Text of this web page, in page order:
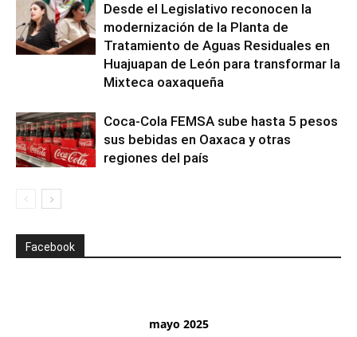
Desde el Legislativo reconocen la
modernización de la Planta de
Tratamiento de Aguas Residuales en
Huajuapan de León para transformar la
Mixteca oaxaqueña
Coca-Cola FEMSA sube hasta 5 pesos
sus bebidas en Oaxaca y otras
regiones del país
Facebook
mayo 2025